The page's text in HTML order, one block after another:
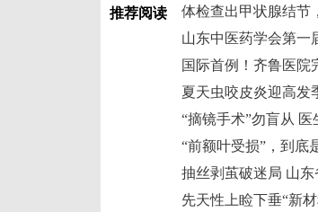
推荐阅读
体检查出甲状腺结节
山东中医药学会第一
夏天虫咬皮炎迎高发
“前额叶受损”，到底
先天性上睑下垂“新